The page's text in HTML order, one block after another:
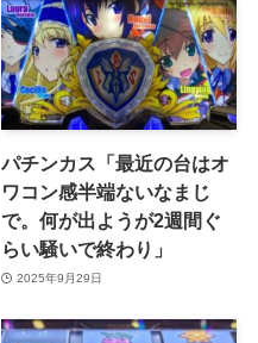
パチンカス「最近の台はオ
ワコン感半端ないなまじ
で。何が出ようが2週間ぐ
らい騒いで終わり」
2025年9月29日